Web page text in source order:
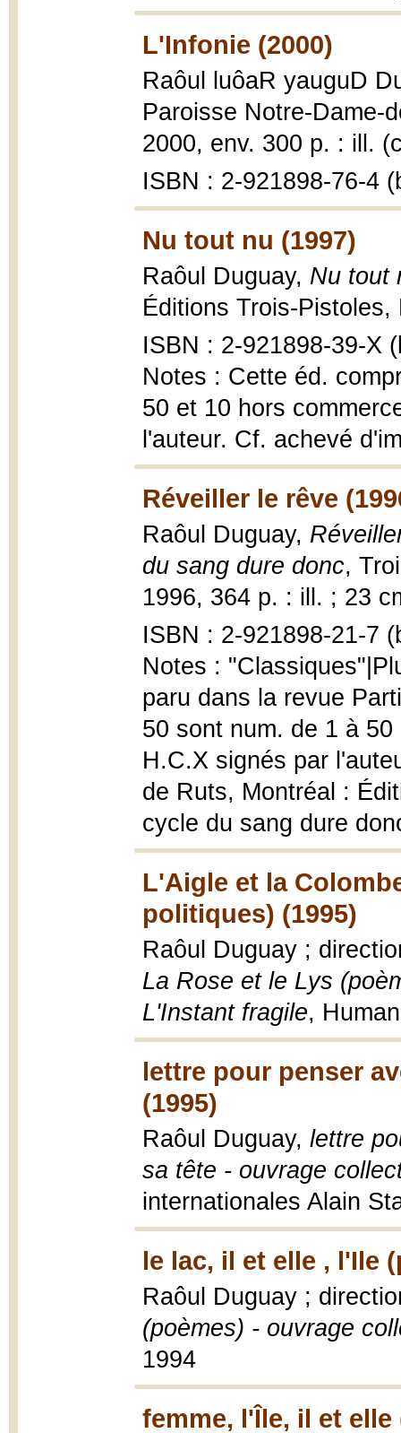
L'Infonie (2000)
Raôul luôaR yauguD
Paroisse Notre-Dame-
2000, env. 300 p. : ill.
ISBN : 2-921898-76-4
Nu tout nu (1997)
Raôul Duguay, Nu tout
Éditions Trois-
ISBN : 2-921898-39-X
Notes : Cette éd.
50 et 10 hors
l'auteur. Cf. achevé
Réveiller le rêve
Raôul Duguay,
du sang dure donc,
1996, 364 p. : ill. ; 23
ISBN : 2-921898-21-7
Notes :
paru dans la revue
50 sont num. de 1 à
H.C.X signés par
de Ruts, Montréal :
cycle du sang dure
L'Aigle et la
politiques) (1995)
Raôul Duguay ;
La Rose et le Lys
L'Instant fragile,
lettre pour penser
(1995)
Raôul Duguay, lettre
sa tête - ouvrage
internationales Alain
le lac, il et elle , l'Ile
Raôul Duguay ;
(poèmes) - ouvrage
1994
femme, l'Île, il et elle